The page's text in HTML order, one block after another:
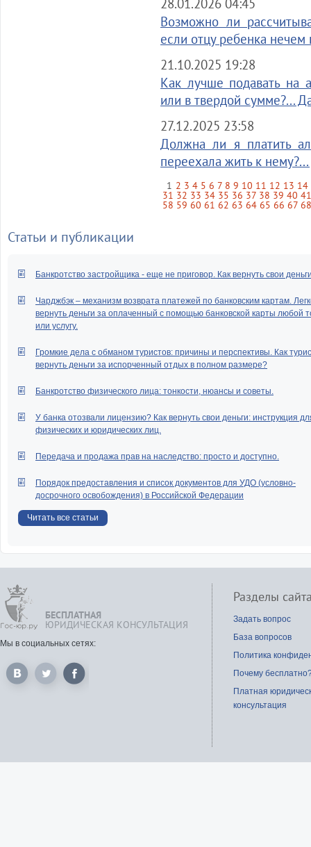
28.01.2026 04:45
Возможно ли
если отцу ребенка
21.10.2025 19:28
Как лучше подавать на
или в твердой сумме?...
27.12.2025 23:58
Должна ли я платить
переехала жить к
1 2 3 4 5 6 7 8 9 10 11 12 13 14
31 32 33 34 35 36 37 38 39 40
58 59 60 61 62 63 64 65 66 67 68
Статьи и публикации
Банкротство застройщика - еще не приговор. Как вернуть свои
Чарджбэк – механизм возврата платежей по банковским картам.
вернуть деньги за оплаченный с помощью банковской карты любой
или услугу.
Громкие дела с обманом туристов: причины и перспективы. Как
вернуть деньги за испорченный отдых в полном размере?
Банкротство физического лица: тонкости, нюансы и советы.
У банка отозвали лицензию? Как вернуть свои деньги: инструкция
физических и юридических лиц.
Передача и продажа прав на наследство: просто и доступно.
Порядок предоставления и список документов для УДО (условно-
досрочного освобождения) в Российской Федерации
Читать все статьи
БЕСПЛАТНАЯ
ЮРИДИЧЕСКАЯ КОНСУЛЬТАЦИЯ
Мы в социальных сетях:
Разделы
Задать вопрос
База вопросов
Политика
Почему
Платная
консультация